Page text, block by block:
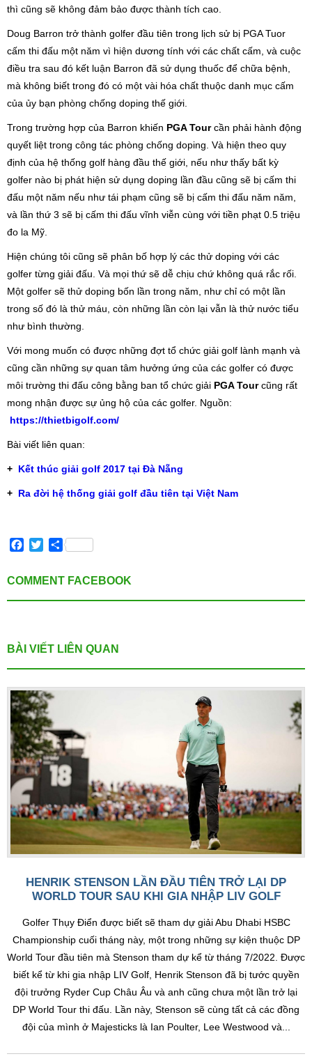
thì cũng sẽ không đảm bảo được thành tích cao.
Doug Barron trở thành golfer đầu tiên trong lịch sử bị PGA Tuor
cấm thi đấu một năm vì hiện dương tính với các chất cấm, và cuộc
điều tra sau đó kết luận Barron đã sử dụng thuốc để chữa bệnh,
mà không biết trong đó có một vài hóa chất thuộc danh mục cấm
của ủy bạn phòng chống doping thế giới.
Trong trường hợp của Barron khiến PGA Tourcần phải hành động
quyết liệt trong công tác phòng chống doping. Và hiện theo quy
định của hệ thống golf hàng đầu thế giới, nếu như thấy bất kỳ
golfer nào bị phát hiện sử dụng doping lần đầu cũng sẽ bị cấm thi
đấu một năm nếu như tái phạm cũng sẽ bị cấm thi đấu năm năm,
và lần thứ 3 sẽ bị cấm thi đấu vĩnh viễn cùng với tiền phạt 0.5 triệu
đo la Mỹ.
Hiện chúng tôi cũng sẽ phân bố hợp lý các thử doping với các
golfer từng giải đấu. Và mọi thứ sẽ dễ chịu chứ không quá rắc rối.
Một golfer sẽ thử doping bốn lần trong năm, như chỉ có một lần
trong số đó là thử máu, còn những lần còn lại vẫn là thử nước tiểu
như bình thường.
Với mong muốn có được những đợt tổ chức giải golf lành mạnh và
cũng cần những sự quan tâm hưởng ứng của các golfer có được
môi trường thi đấu công bằng ban tổ chức giải PGA Tourcũng rất
mong nhận được sự ủng hộ của các golfer. Nguồn:
https://thietbigolf.com/
Bài viết liên quan:
+ Kết thúc giải golf 2017 tại Đà Nẵng
+ Ra đời hệ thống giải golf đầu tiên tại Việt Nam
Facebook
TwitterShare
COMMENT FACEBOOK
BÀI VIẾT LIÊN QUAN
HENRIK STENSON LẦN ĐẦU TIÊN TRỞ LẠI DP
WORLD TOUR SAU KHI GIA NHẬP LIV GOLF
Golfer Thụy Điển được biết sẽ tham dự giải Abu Dhabi HSBC
Championship cuối tháng này, một trong những sự kiện thuộc DP
World Tour đầu tiên mà Stenson tham dự kể từ tháng 7/2022. Được
biết kể từ khi gia nhập LIV Golf, Henrik Stenson đã bị tước quyền
đội trưởng Ryder Cup Châu Âu và anh cũng chưa một lần trở lại
DP World Tour thi đấu. Lần này, Stenson sẽ cùng tất cả các đồng
đội của mình ở Majesticks là Ian Poulter, Lee Westwood và...